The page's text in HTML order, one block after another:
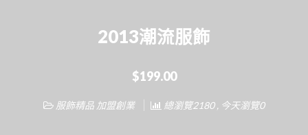
2013潮流服飾
$199.00
服飾精品 加盟創業 總瀏覽2180 , 今天瀏覽0